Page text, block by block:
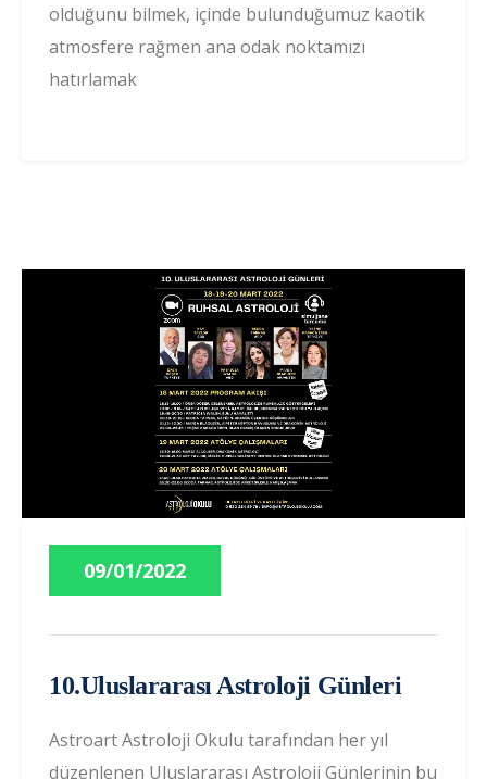
olduğunu bilmek, içinde bulunduğumuz kaotik
atmosfere rağmen ana odak noktamızı
hatırlamak
09/01/2022
10.Uluslararası Astroloji Günleri
Astroart Astroloji Okulu tarafından her yıl
düzenlenen Uluslararası Astroloji Günlerinin bu